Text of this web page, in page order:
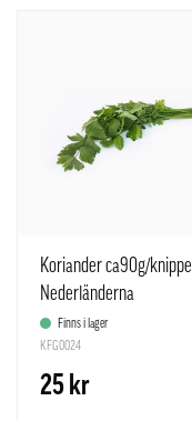
Koriander ca90g/knippe
Nederländerna
Finns i lager
KFG0024
25 kr